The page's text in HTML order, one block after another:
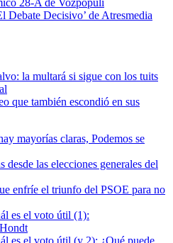
Debate Decisivo’ de Atresmedia
la multará si sigue con los tuits
que también escondió en sus
mayorías claras, Podemos se
desde las elecciones generales del
enfríe el triunfo del PSOE para no
es el voto útil (1):
es el voto útil (y 2): ¿Qué puede